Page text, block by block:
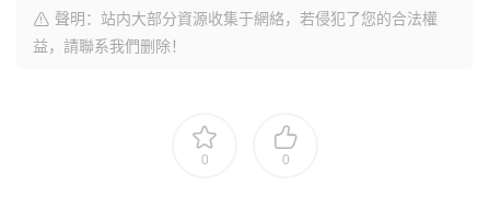
聲明：站内大部分資源收集于網絡，若侵犯了您的合法權
益，請聯系我們删除！
0 0